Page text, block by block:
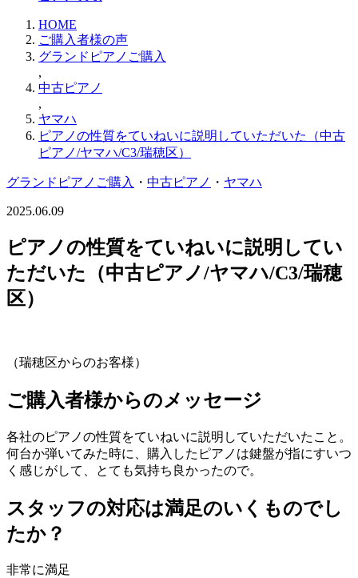
HOME
ご購入者様の声
グランドピアノご購入
,
中古ピアノ
,
ヤマハ
ピアノの性質をていねいに説明していただいた（中古
ピアノ/ヤマハ/C3/瑞穂区）
グランドピアノご購入 ・ 中古ピアノ ・ ヤマハ
2025.06.09
ピアノの性質をていねいに説明してい
ただいた（中古ピアノ/ヤマハ/C3/瑞穂
区）
（瑞穂区からのお客様）
ご購入者様からのメッセージ
各社のピアノの性質をていねいに説明していただいたこと。
何台か弾いてみた時に、購入したピアノは鍵盤が指にすいつ
く感じがして、とても気持ち良かったので。
スタッフの対応は満足のいくものでし
たか？
非常に満足